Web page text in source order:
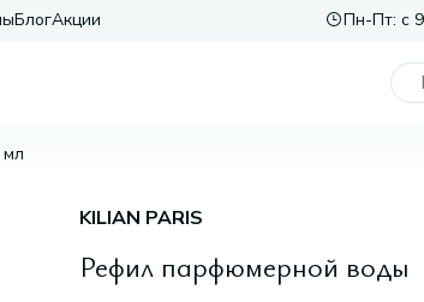
БлогАкции Пн-Пт: с
KILIAN PARIS
Рефил парфюмерной воды